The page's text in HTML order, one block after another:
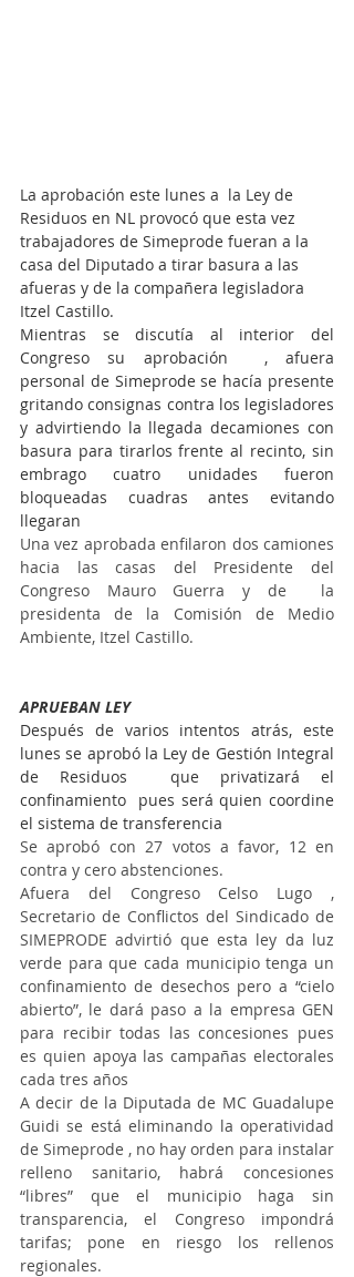
La aprobación este lunes a  la Ley de
Residuos en NL provocó que esta vez
trabajadores de Simeprode fueran a la
casa del Diputado a tirar basura a las
afueras y de la compañera legisladora
Itzel Castillo.
Mientras se discutía al interior del
Congreso su aprobación  , afuera
personal de Simeprode se hacía presente
gritando consignas contra los legisladores
y advirtiendo la llegada decamiones con
basura para tirarlos frente al recinto, sin
embrago cuatro unidades fueron
bloqueadas cuadras antes evitando
llegaran
Una vez aprobada enfilaron dos camiones
hacia las casas del Presidente del
Congreso Mauro Guerra y de  la
presidenta de la Comisión de Medio
Ambiente, Itzel Castillo.
APRUEBAN LEY
Después de varios intentos atrás, este
lunes se aprobó la Ley de Gestión Integral
de Residuos  que privatizará el
confinamiento  pues será quien coordine
el sistema de transferencia
Se aprobó con 27 votos a favor, 12 en
contra y cero abstenciones.
Afuera del Congreso Celso Lugo ,
Secretario de Conflictos del Sindicado de
SIMEPRODE advirtió que esta ley da luz
verde para que cada municipio tenga un
confinamiento de desechos pero a “cielo
abierto”, le dará paso a la empresa GEN
para recibir todas las concesiones pues
es quien apoya las campañas electorales
cada tres años
A decir de la Diputada de MC Guadalupe
Guidi se está eliminando la operatividad
de Simeprode , no hay orden para instalar
relleno sanitario, habrá concesiones
“libres” que el municipio haga sin
transparencia, el Congreso impondrá
tarifas; pone en riesgo los rellenos
regionales.